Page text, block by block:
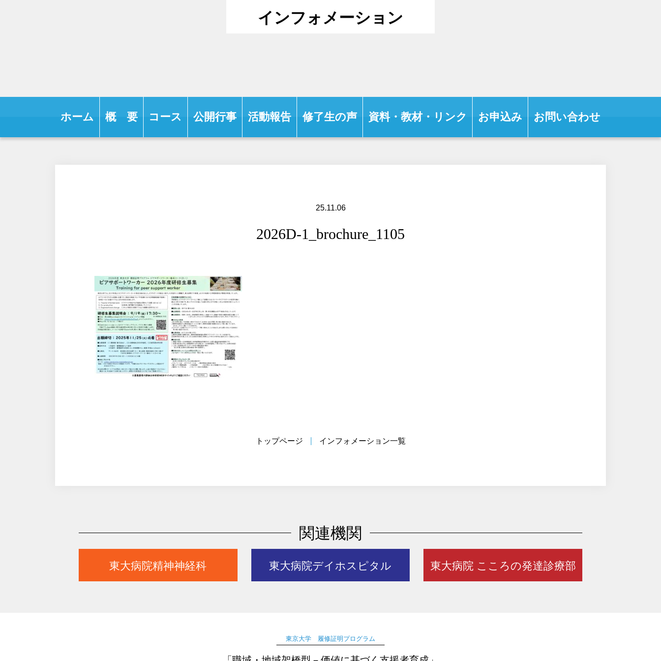
インフォメーション
ホーム 概 要 コース 公開行事 活動報告 修了生の声 資料・教材・リンク お申込み お問い合わせ
25.11.06
2026D-1_brochure_1105
トップページ インフォメーション一覧
関連機関
東大病院精神神経科 東大病院デイホスピタル 東大病院 こころの発達診療部
東京大学 履修証明プログラム